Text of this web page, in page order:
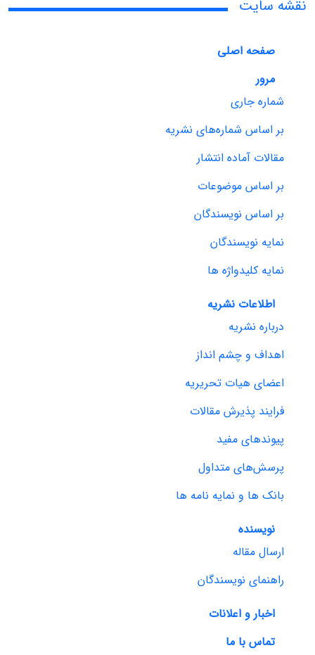
نقشه سایت
صفحه اصلی
مرور
شماره جاری
بر اساس شماره‌های نشریه
مقالات آماده انتشار
بر اساس موضوعات
بر اساس نویسندگان
نمایه نویسندگان
نمایه کلیدواژه ها
اطلاعات نشریه
درباره نشریه
اهداف و چشم انداز
اعضای هیات تحریریه
فرایند پذیرش مقالات
پیوندهای مفید
پرسش‌های متداول
بانک ها و نمایه نامه ها
نویسنده
ارسال مقاله
راهنمای نویسندگان
اخبار و اعلانات
تماس با ما